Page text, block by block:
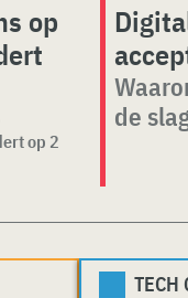
op
op 2
de
TECH